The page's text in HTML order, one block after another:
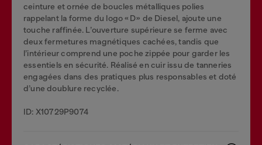
ceinture et ornée de boucles métalliques polies
rappelant la forme du logo « D » de Diesel, ajoute une
touche raffinée. L’ouverture supérieure se ferme avec
deux fermetures magnétiques cachées, tandis que
l’intérieur comprend une poche zippée pour garder les
essentiels en sécurité. Réalisé en cuir issu de tanneries
engagées dans des pratiques plus responsables et doté
d’une doublure recyclée.
ID: X10729P9074